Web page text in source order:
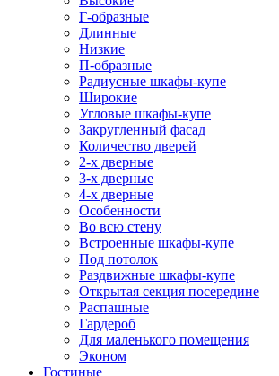
Г-образные
Длинные
Низкие
П-образные
Радиусные шкафы-купе
Широкие
Угловые шкафы-купе
Закругленный фасад
Количество дверей
2-х дверные
3-х дверные
4-х дверные
Особенности
Во всю стену
Встроенные шкафы-купе
Под потолок
Раздвижные шкафы-купе
Открытая секция посередине
Распашные
Гардероб
Для маленького помещения
Эконом
Гостиные